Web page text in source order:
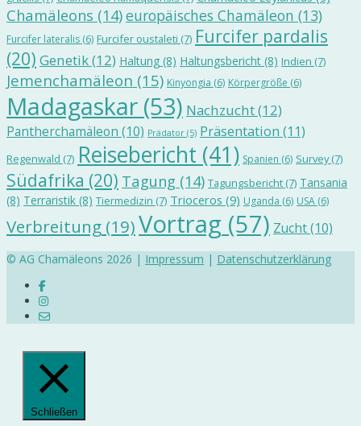
Chamäleons (14)europäisches Chamäleon (13)
Furcifer lateralis (6) Furcifer oustaleti (7) Furcifer pardalis
(20) Genetik(12) Haltung (8) Haltungsbericht (8) Indien (7)
Jemenchamäleon (15) Kinyongia (6) Körpergröße (6)
Madagaskar (53) Nachzucht(12)
Pantherchamäleon (10) Prädator (5) Präsentation (11)
Regenwald (7) Reisebericht (41) Spanien (6) Survey(7)
Südafrika (20) Tagung (14) Tagungsbericht (7) Tansania
(8) Terraristik (8) Tiermedizin (7) Trioceros (9) Uganda (6) USA (6)
Verbreitung (19)Vortrag (57) Zucht(10)
© AG Chamäleons 2026 | Impressum | Datenschutzerklärung
Schließen